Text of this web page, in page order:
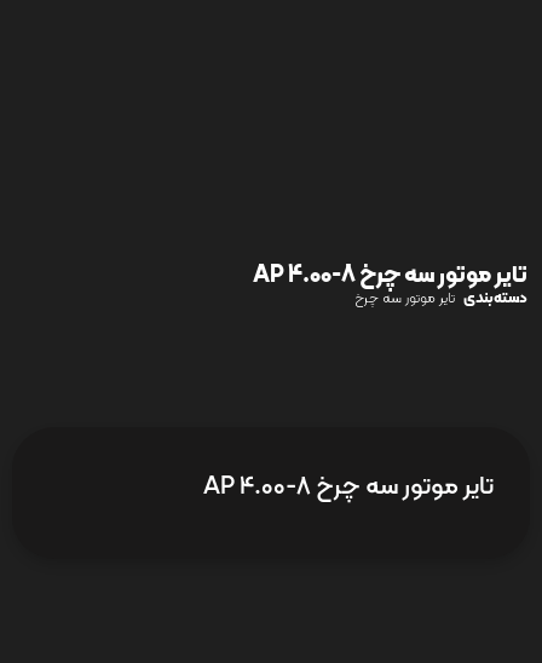
تایر موتور سه چرخ AP 4.00-8
دسته‌بندی تایر موتور سه چرخ
تایر موتور سه چرخ AP 4.00-8